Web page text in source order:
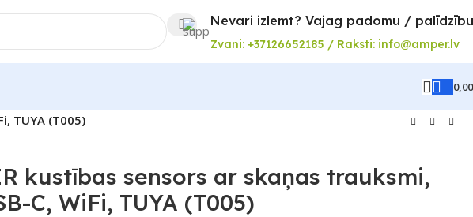
Nevari izlemt? Vajag padomu /
Zvani: +37126652185 / Raksti: info@amper.lv
TUYA (T005)
kustības sensors ar skaņas trauksmi,
C, WiFi, TUYA (T005)